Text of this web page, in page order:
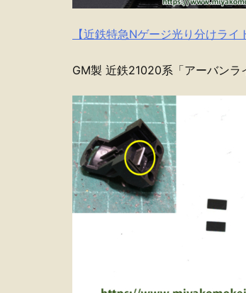
【近鉄特急Nゲージ光り分けラ
GM製 近鉄21020系「アーバン